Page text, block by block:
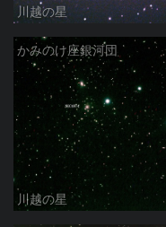
川越の星
かみのけ座銀河団
川越の星